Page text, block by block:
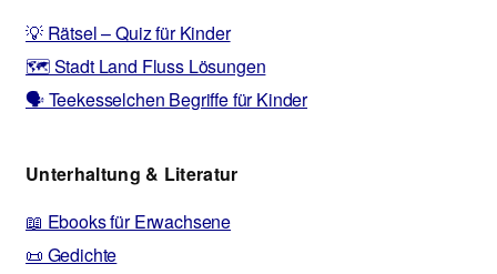
💡 Rätsel – Quiz für Kinder
🗺️ Stadt Land Fluss Lösungen
🗣️ Teekesselchen Begriffe für Kinder
Unterhaltung & Literatur
📖 Ebooks für Erwachsene
📜 Gedichte